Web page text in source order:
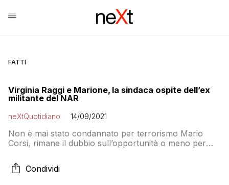
FATTI
Virginia Raggi e Marione, la sindaca ospite dell’ex
militante del NAR
neXtQuotidiano 14/09/2021
Non è mai stato condannato per terrorismo Mario
Corsi, rimane il dubbio sull’opportunità o meno per
Condividi